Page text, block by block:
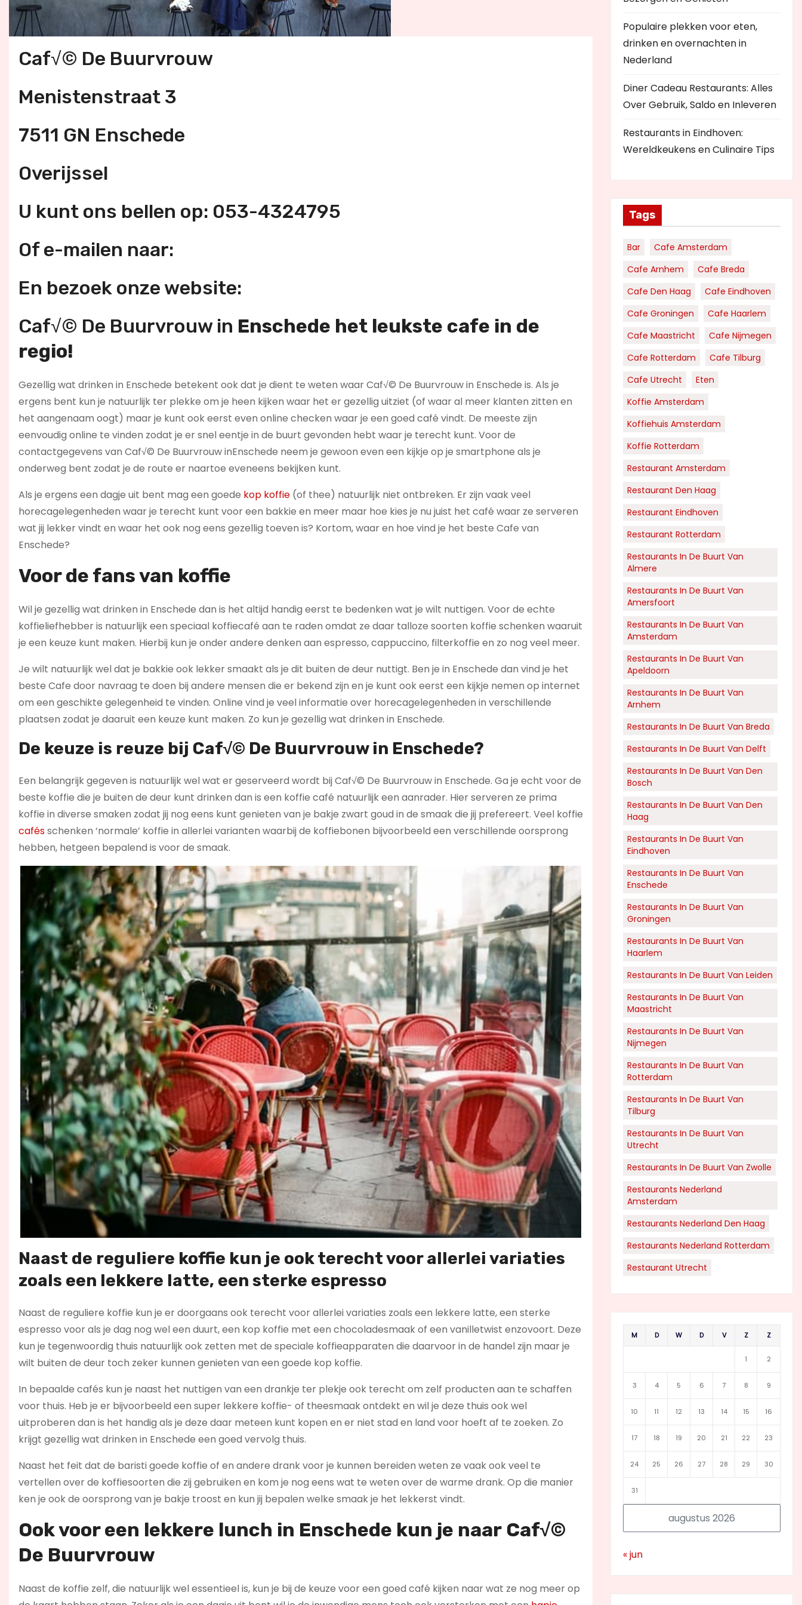
Caf√© De Buurvrouw
Menistenstraat 3
7511 GN Enschede
Overijssel
U kunt ons bellen op: 053-4324795
Of e-mailen naar:
En bezoek onze website:
Caf√© De Buurvrouw in Enschede het leukste cafe in de
regio!
Gezellig wat drinken in Enschede betekent ook dat je dient te weten waar Caf√© De Buurvrouw in Enschede is. Als je
ergens bent kun je natuurlijk ter plekke om je heen kijken waar het er gezellig uitziet (of waar al meer klanten zitten en
het aangenaam oogt) maar je kunt ook eerst even online checken waar je een goed café vindt. De meeste zijn
eenvoudig online te vinden zodat je er snel eentje in de buurt gevonden hebt waar je terecht kunt. Voor de
contactgegevens van Caf√© De Buurvrouw inEnschede neem je gewoon even een kijkje op je smartphone als je
onderweg bent zodat je de route er naartoe eveneens bekijken kunt.
Als je ergens een dagje uit bent mag een goede kop koffie (of thee) natuurlijk niet ontbreken. Er zijn vaak veel
horecagelegenheden waar je terecht kunt voor een bakkie en meer maar hoe kies je nu juist het café waar ze serveren
wat jij lekker vindt en waar het ook nog eens gezellig toeven is? Kortom, waar en hoe vind je het beste Cafe van
Enschede?
Voor de fans van koffie
Wil je gezellig wat drinken in Enschede dan is het altijd handig eerst te bedenken wat je wilt nuttigen. Voor de echte
koffieliefhebber is natuurlijk een speciaal koffiecafé aan te raden omdat ze daar talloze soorten koffie schenken waaruit
je een keuze kunt maken. Hierbij kun je onder andere denken aan espresso, cappuccino, filterkoffie en zo nog veel meer.
Je wilt natuurlijk wel dat je bakkie ook lekker smaakt als je dit buiten de deur nuttigt. Ben je in Enschede dan vind je het
beste Cafe door navraag te doen bij andere mensen die er bekend zijn en je kunt ook eerst een kijkje nemen op internet
om een geschikte gelegenheid te vinden. Online vind je veel informatie over horecagelegenheden in verschillende
plaatsen zodat je daaruit een keuze kunt maken. Zo kun je gezellig wat drinken in Enschede.
De keuze is reuze bij Caf√© De Buurvrouw in Enschede?
Een belangrijk gegeven is natuurlijk wel wat er geserveerd wordt bij Caf√© De Buurvrouw in Enschede. Ga je echt voor de
beste koffie die je buiten de deur kunt drinken dan is een koffie café natuurlijk een aanrader. Hier serveren ze prima
koffie in diverse smaken zodat jij nog eens kunt genieten van je bakje zwart goud in de smaak die jij prefereert. Veel koffie
cafésschenken ‘normale’ koffie in allerlei varianten waarbij de koffiebonen bijvoorbeeld een verschillende oorsprong
hebben, hetgeen bepalend is voor de smaak.
Naast de reguliere koffie kun je ook terecht voor allerlei variaties
zoals een lekkere latte, een sterke espresso
Naast de reguliere koffie kun je er doorgaans ook terecht voor allerlei variaties zoals een lekkere latte, een sterke
espresso voor als je dag nog wel een duurt, een kop koffie met een chocoladesmaak of een vanilletwist enzovoort. Deze
kun je tegenwoordig thuis natuurlijk ook zetten met de speciale koffieapparaten die daarvoor in de handel zijn maar je
wilt buiten de deur toch zeker kunnen genieten van een goede kop koffie.
In bepaalde cafés kun je naast het nuttigen van een drankje ter plekje ook terecht om zelf producten aan te schaffen
voor thuis. Heb je er bijvoorbeeld een super lekkere koffie- of theesmaak ontdekt en wil je deze thuis ook wel
uitproberen dan is het handig als je deze daar meteen kunt kopen en er niet stad en land voor hoeft af te zoeken. Zo
krijgt gezellig wat drinken in Enschede een goed vervolg thuis.
Naast het feit dat de baristi goede koffie of en andere drank voor je kunnen bereiden weten ze vaak ook veel te
vertellen over de koffiesoorten die zij gebruiken en kom je nog eens wat te weten over de warme drank. Op die manier
ken je ook de oorsprong van je bakje troost en kun jij bepalen welke smaak je het lekkerst vindt.
Ook voor een lekkere lunch in Enschede kun je naar Caf√©
De Buurvrouw
Naast de koffie zelf, die natuurlijk wel essentieel is, kun je bij de keuze voor een goed café kijken naar wat ze nog meer op
Populaire plekken voor eten,
drinken en overnachten in
Nederland
Diner Cadeau Restaurants: Alles
Over Gebruik, Saldo en Inleveren
Restaurants in Eindhoven:
Wereldkeukens en Culinaire Tips
Tags
Bar
Cafe Amsterdam
Cafe Arnhem
Cafe Breda
Cafe Den Haag
Cafe Eindhoven
Cafe Groningen
Cafe Haarlem
Cafe Maastricht
Cafe Nijmegen
Cafe Rotterdam
Cafe Tilburg
Cafe Utrecht
Eten
Koffie Amsterdam
Koffiehuis Amsterdam
Koffie Rotterdam
Restaurant Amsterdam
Restaurant Den Haag
Restaurant Eindhoven
Restaurant Rotterdam
Restaurants In De Buurt Van
Almere
Restaurants In De Buurt Van
Amersfoort
Restaurants In De Buurt Van
Amsterdam
Restaurants In De Buurt Van
Apeldoorn
Restaurants In De Buurt Van
Arnhem
Restaurants In De Buurt Van Breda
Restaurants In De Buurt Van Delft
Restaurants In De Buurt Van Den
Bosch
Restaurants In De Buurt Van Den
Haag
Restaurants In De Buurt Van
Eindhoven
Restaurants In De Buurt Van
Enschede
Restaurants In De Buurt Van
Groningen
Restaurants In De Buurt Van
Haarlem
Restaurants In De Buurt Van Leiden
Restaurants In De Buurt Van
Maastricht
Restaurants In De Buurt Van
Nijmegen
Restaurants In De Buurt Van
Rotterdam
Restaurants In De Buurt Van
Tilburg
Restaurants In De Buurt Van
Utrecht
Restaurants In De Buurt Van Zwolle
Restaurants Nederland
Amsterdam
Restaurants Nederland Den Haag
Restaurants Nederland Rotterdam
Restaurant Utrecht
augustus 2026
M D W D V Z Z
1 2
3 4 5 6 7 8 9
10 11 12 13 14 15 16
17 18 19 20 21 22 23
24 25 26 27 28 29 30
31
« jun